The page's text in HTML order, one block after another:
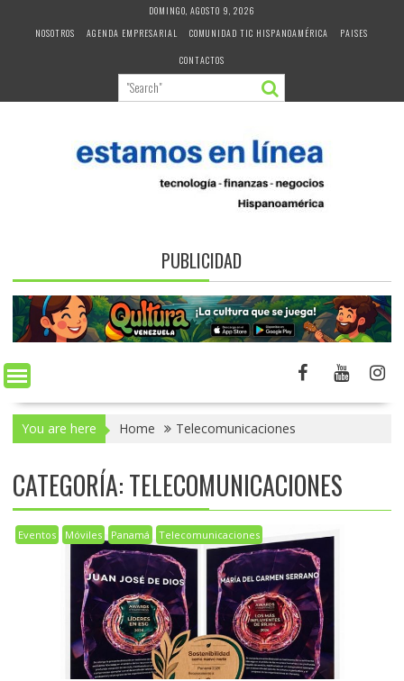
DOMINGO, AGOSTO 9, 2026
NOSOTROS
AGENDA EMPRESARIAL COMUNIDAD TIC HISPANOAMÉRICA
PAISES
CONTACTOS
PUBLICIDAD
You are here Home Telecomunicaciones
CATEGORÍA:TELECOMUNICACIONES
Eventos Móviles Panamá Telecomunicaciones